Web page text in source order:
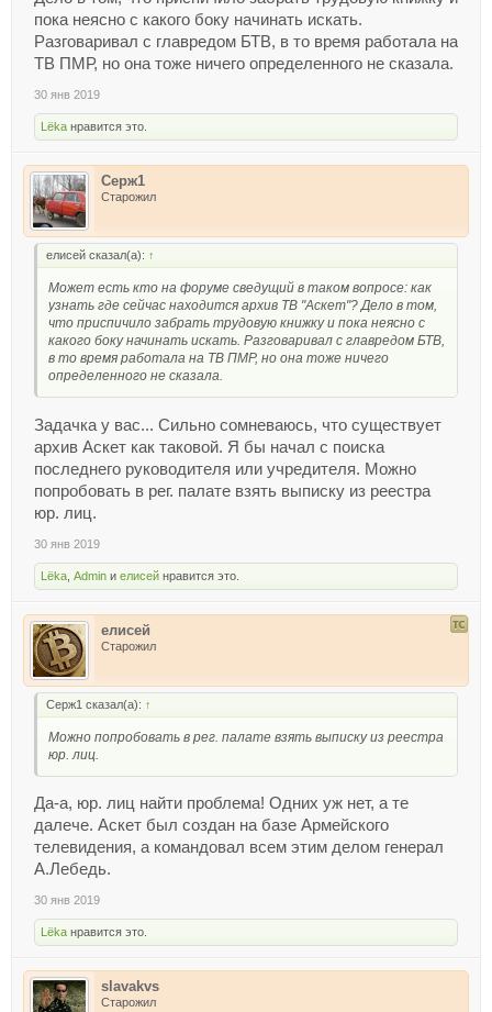
пока неясно с какого боку начинать искать.
Разговаривал с главредом БТВ, в то время работала на
ТВ ПМР, но она тоже ничего определенного не сказала.
30 янв 2019
Lёka нравится это.
Серж1
Старожил
елисей сказал(а): ↑
Может есть кто на форуме сведущий в таком вопросе: как
узнать где сейчас находится архив ТВ "Аскет"? Дело в том,
что приспичило забрать трудовую книжку и пока неясно с
какого боку начинать искать. Разговаривал с главредом БТВ,
в то время работала на ТВ ПМР, но она тоже ничего
определенного не сказала.
Задачка у вас... Сильно сомневаюсь, что существует
архив Аскет как таковой. Я бы начал с поиска
последнего руководителя или учредителя. Можно
попробовать в рег. палате взять выписку из реестра
юр. лиц.
30 янв 2019
Lёka Admin и елисей нравится это.
елисей
Старожил
Серж1 сказал(а): ↑
Можно попробовать в рег. палате взять выписку из реестра
юр. лиц.
Да-а, юр. лиц найти проблема! Одних уж нет, а те
далече. Аскет был создан на базе Армейского
телевидения, а командовал всем этим делом генерал
А.Лебедь.
30 янв 2019
Lёka нравится это.
slavakvs
Старожил